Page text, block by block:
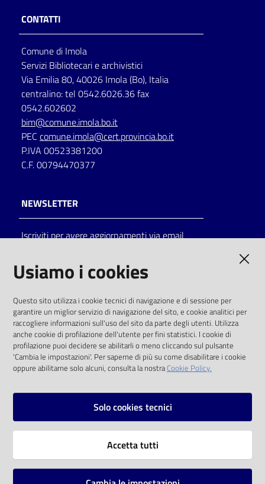
lettura
Seguici
su
Catalogo
Eventi
Chiedi al
bibliotecario
Avvisi
CONTATTI
Comune di Imola
Servizi Bibliotecari e archivistici
Via Emilia 80, 40026 Imola (Bo), Italia
centralino: tel 0542.6026.36 fax
0542.602602
bim@comune.imola.bo.it
PEC comune.imola@cert.provincia.bo.it
P.IVA 00523381200
C.F. 00794470377
NEWSLETTER
Iscriviti per avere aggiornamenti via email
solo alle condizioni previste dalla direttiva
comunitaria 2003/98/CE e dal d.lgs. 36/2006
SOCIAL
Instagram
Vai alla pagina
Usiamo i cookies
Questo sito utilizza i cookie tecnici di navigazione e di sessione per
garantire un miglior servizio di navigazione del sito, e cookie analitici per
raccogliere informazioni sull'uso del sito da parte degli utenti. Utilizza
anche cookie di profilazione dell'utente per fini statistici. I cookie di
profilazione puoi decidere se abilitarli o meno cliccando sul pulsante
'Cambia le impostazioni'. Per saperne di più su come disabilitare i cookie
oppure abilitarne solo alcuni, consulta la nostraCookie Policy.
Solo cookies tecnici
Accetta tutti